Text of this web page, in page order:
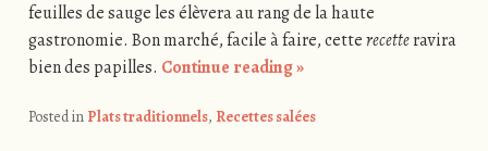
feuilles de sauge les élèvera au rang de la haute
gastronomie. Bon marché, facile à faire, cetterecetteravira
bien des papilles. Continue reading»
Posted in Plats traditionnels, Recettes salées